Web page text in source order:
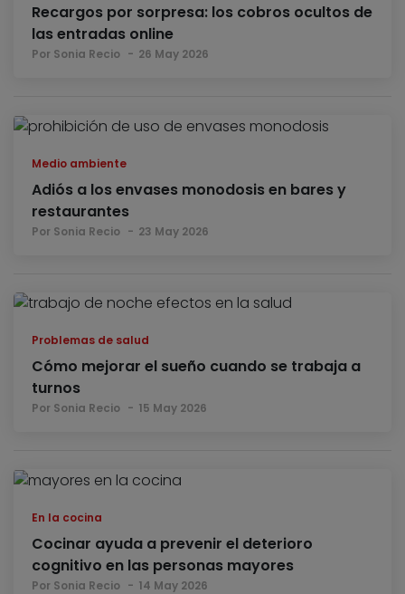
Recargos por sorpresa: los cobros ocultos de
las entradas online
Por Sonia Recio 26 May 2026
Medio ambiente
Adiós a los envases monodosis en bares y
restaurantes
Por Sonia Recio 23 May 2026
Problemas de salud
Cómo mejorar el sueño cuando se trabaja a
turnos
Por Sonia Recio 15 May 2026
En la cocina
Cocinar ayuda a prevenir el deterioro
cognitivo en las personas mayores
Por Sonia Recio 14 May 2026